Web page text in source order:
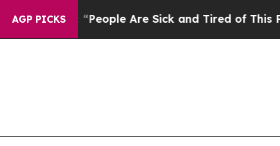
AGP PICKS
Win: “People Are Sick and Tired of This